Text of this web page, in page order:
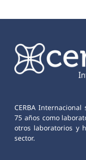
CERBA
75 años como
otros laboratorios y
sector.